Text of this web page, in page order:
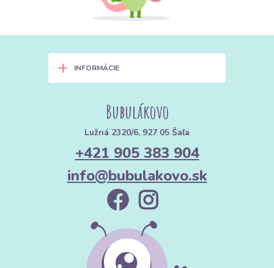
+ INFORMÁCIE
Bubulákovo
Lužná 2320/6, 927 05 Šaľa
+421 905 383 904
info@bubulakovo.sk